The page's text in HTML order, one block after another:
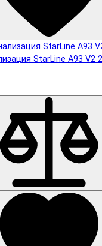
StarLine A93 V2